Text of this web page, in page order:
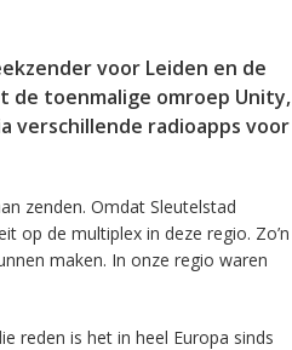
voor Leiden en de
de toenmalige omroep Unity,
verschillende radioapps voor
zenden. Omdat Sleutelstad
op de multiplex in deze regio. Zo’n
maken. In onze regio waren
reden is het in heel Europa sinds